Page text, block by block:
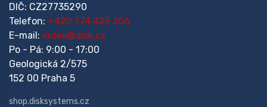
DIČ: CZ27735290
Telefon: +420 774 425 306
E-mail: video@disk.cz
Po - Pá: 9:00 - 17:00
Geologická 2/575
152 00 Praha 5
shop.disksystems.cz